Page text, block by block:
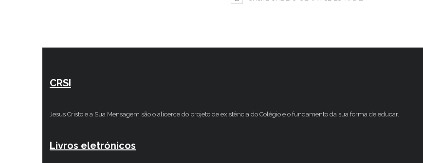
CRSI
Jesus Cristo e a Sua Mensagem são o alicerce do projeto de existência do Colégio e o fundamento da sua forma de educar.
Livros eletrónicos